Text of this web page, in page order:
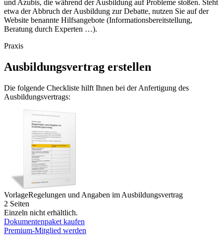
und Azubis, die während der Ausbildung auf Probleme stoßen. Steht
etwa der Abbruch der Ausbildung zur Debatte, nutzen Sie auf der
Website benannte Hilfsangebote (Informationsbereitstellung,
Beratung durch Experten …).
Praxis
Ausbildungsvertrag erstellen
Die folgende Checkliste hilft Ihnen bei der Anfertigung des
Ausbildungsvertrags:
VorlageRegelungen und Angaben im Ausbildungsvertrag
2 Seiten
Einzeln nicht erhältlich.
Dokumentenpaket kaufen
Premium-Mitglied werden